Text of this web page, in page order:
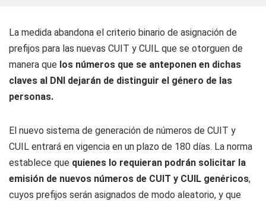
La medida abandona el criterio binario de asignación de
prefijos para las nuevas CUIT y CUIL que se otorguen de
manera que los números que se anteponen en dichas
claves al DNI dejarán de distinguir el género de las
personas.
El nuevo sistema de generación de números de CUIT y
CUIL entrará en vigencia en un plazo de 180 días. La norma
establece que quienes lo requieran podrán solicitar la
emisión de nuevos números de CUIT y CUIL genéricos,
cuyos prefijos serán asignados de modo aleatorio, y que